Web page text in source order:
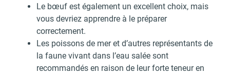
Le bœuf est également un excellent choix, mais
vous devriez apprendre à le préparer
correctement.
Les poissons de mer et d’autres représentants de
la faune vivant dans l’eau salée sont
recommandés en raison de leur forte teneur en